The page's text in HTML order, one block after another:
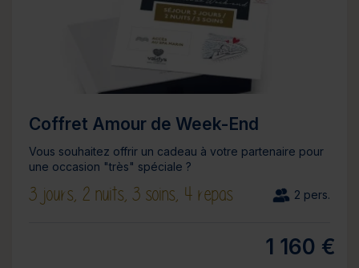
Coffret Amour de Week-End
Vous souhaitez offrir un cadeau à votre partenaire pour
une occasion "très" spéciale ?
3 jours, 2 nuits, 3 soins, 4 repas 2 pers.
1 160 €